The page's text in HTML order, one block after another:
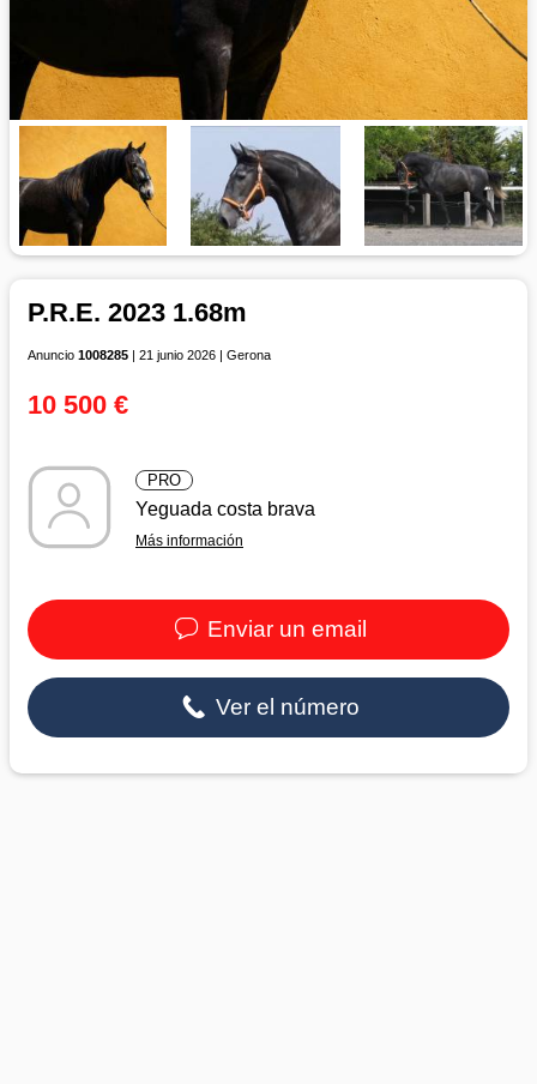
P.R.E. 2023 1.68m
Anuncio 1008285 | 21 junio 2026 | Gerona
10 500 €
PRO
Yeguada costa brava
Más información
Enviar un email
Ver el número